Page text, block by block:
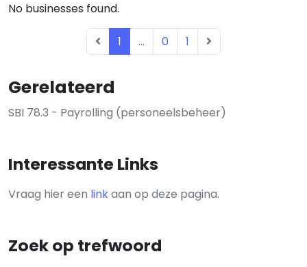
Gerelateerd
SBI 78.3 - Payrolling (personeelsbeheer)
Interessante Links
Vraag hier een linkaan op deze pagina.
Zoek op trefwoord
No businesses found.
1 ... 0 1